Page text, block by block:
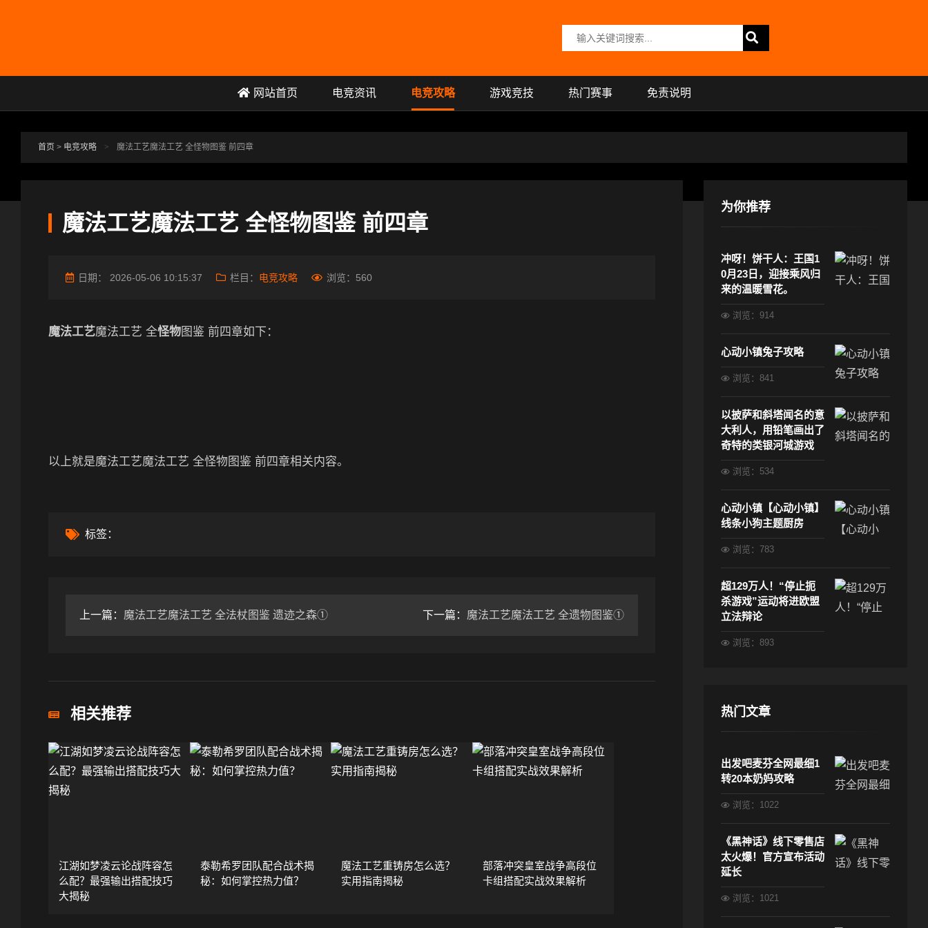
搜索关键词
网站首页 电竞资讯 电竞攻略 游戏竞技 热门赛事 免责说明
首页 > 电竞攻略 > 魔法工艺魔法工艺 全怪物图鉴 前四章
魔法工艺魔法工艺 全怪物图鉴 前四章
日期： 2026-05-06 10:15:37 栏目： 电竞攻略 浏览： 560
魔法工艺魔法工艺 全怪物图鉴 前四章如下：
以上就是魔法工艺魔法工艺 全怪物图鉴 前四章相关内容。
标签：
上一篇： 魔法工艺魔法工艺 全法杖图鉴 遗迹之森① 下一篇： 魔法工艺魔法工艺 全遗物图鉴①
相关推荐
江湖如梦凌云论战阵容怎
么配？最强输出搭配技巧
大揭秘
泰勒希罗团队配合战术揭
秘：如何掌控热力值？
魔法工艺重铸房怎么选？
实用指南揭秘
部落冲突皇室战争高段位
卡组搭配实战效果解析
为你推荐
冲呀！饼干人：王国1
0月23日，迎接乘风归
来的温暖雪花。
浏览：914
心动小镇兔子攻略
浏览：841
以披萨和斜塔闻名的意
大利人，用铅笔画出了
奇特的类银河城游戏
浏览：534
心动小镇【心动小镇】
线条小狗主题厨房
浏览：783
超129万人！“停止扼
杀游戏”运动将进欧盟
立法辩论
浏览：893
热门文章
出发吧麦芬全网最细1
转20本奶妈攻略
浏览：1022
《黑神话》线下零售店
太火爆！官方宣布活动
延长
浏览：1021